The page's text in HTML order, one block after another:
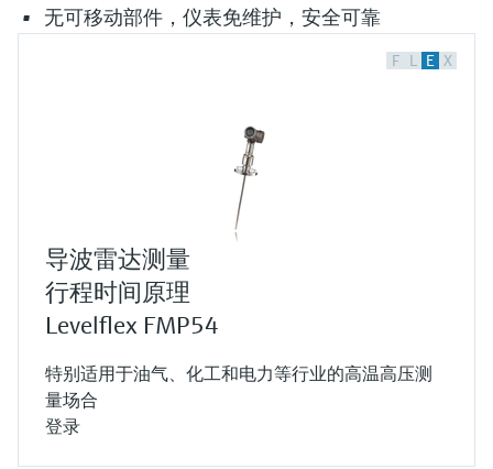
无可移动部件，仪表免维护，安全可靠
F L E X
导波雷达测量
行程时间原理
Levelflex FMP54
特别适用于油气、化工和电力等行业的高温高压测
量场合
登录